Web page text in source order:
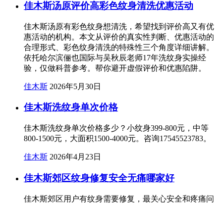
佳木斯汤原评价高彩色纹身清洗优惠活动
佳木斯汤原有彩色纹身想清洗，希望找到评价高又有优
惠活动的机构。本文从评价的真实性判断、优惠活动的
合理形式、彩色纹身清洗的特殊性三个角度详细讲解。
依托哈尔滨俪也国际与吴秋辰老师17年洗纹身实操经
验，仅做科普参考。帮你避开虚假评价和优惠陷阱。
佳木斯 2026年5月30日
佳木斯洗纹身单次价格
佳木斯洗纹身单次价格多少？小纹身399-800元，中等
800-1500元，大面积1500-4000元。咨询17545523783。
佳木斯 2026年4月23日
佳木斯郊区纹身修复安全无痛哪家好
佳木斯郊区用户有纹身需要修复，最关心安全和疼痛问